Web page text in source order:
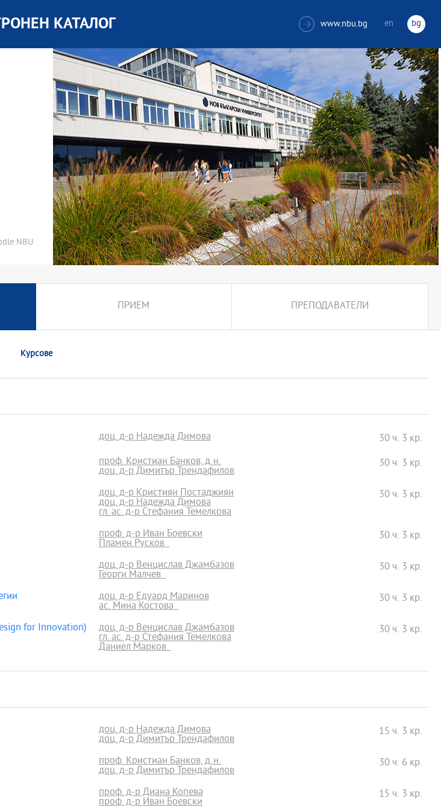
КАТАЛОГ  www.nbu.bg en bg
NBU
ПРИЕМ ПРЕПОДАВАТЕЛИ
Курсове
доц. д-р Надежда Димова
30 ч. 3 кр.
проф. Кристиан Банков, д.н.
доц. д-р Димитър Трендафилов
30 ч. 3 кр.
доц. д-р Кристиян Постаджиян
доц. д-р Надежда Димова
гл. ас. д-р Стефания Темелкова
30 ч. 3 кр.
проф. д-р Иван Боевски
Пламен Русков
30 ч. 3 кр.
доц. д-р Венцислав Джамбазов
Георги Малчев
30 ч. 3 кр.
доц. д-р Едуард Маринов
ас. Мина Костова
30 ч. 3 кр.
for Innovation) доц. д-р Венцислав Джамбазов
гл. ас. д-р Стефания Темелкова
Даниел Марков
30 ч. 3 кр.
доц. д-р Надежда Димова
доц. д-р Димитър Трендафилов
15 ч. 3 кр.
проф. Кристиан Банков, д.н.
доц. д-р Димитър Трендафилов
30 ч. 6 кр.
проф. д-р Диана Копева
проф. д-р Иван Боевски
15 ч. 3 кр.